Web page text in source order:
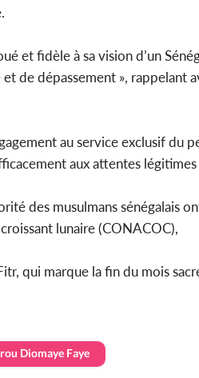
et fidèle à sa vision d’un
de dépassement », rappelant
au service exclusif du
aux attentes
des musulmans sénégalais
lunaire (CONACOC),
qui marque la fin du mois
Diomaye Faye